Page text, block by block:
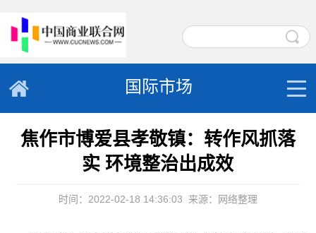
国际市场
焦作市博爱县孝敬镇：转作风抓落
实 环境整治出成效
时间：2022-02-18 14:36:03 来源：网络整理